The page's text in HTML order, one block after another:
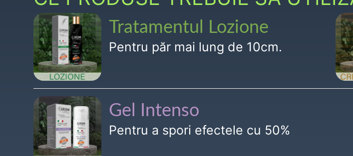
Tratamentul Lozione
Pentru păr mai lung de 10cm.
Gel Intenso
Pentru a spori efectele cu 50%